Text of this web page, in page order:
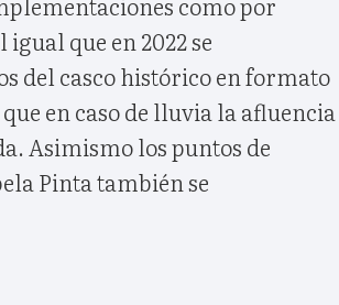
que en 2022 se
del casco histórico en formato
en caso de lluvia la afluencia
Asimismo los puntos de
Pinta también se